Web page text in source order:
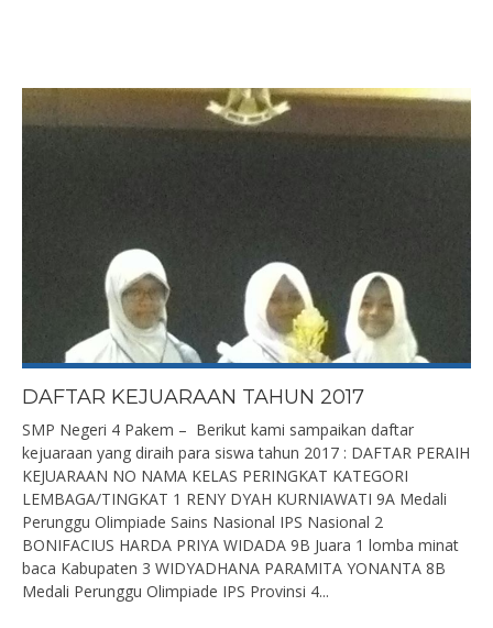
DAFTAR KEJUARAAN TAHUN 2017
SMP Negeri 4 Pakem – Berikut kami sampaikan daftar
kejuaraan yang diraih para siswa tahun 2017 : DAFTAR PERAIH
KEJUARAAN NO NAMA KELAS PERINGKAT KATEGORI
LEMBAGA/TINGKAT 1 RENY DYAH KURNIAWATI 9A Medali
Perunggu Olimpiade Sains Nasional IPS Nasional 2
BONIFACIUS HARDA PRIYA WIDADA 9B Juara 1 lomba minat
baca Kabupaten 3 WIDYADHANA PARAMITA YONANTA 8B
Medali Perunggu Olimpiade IPS Provinsi 4...